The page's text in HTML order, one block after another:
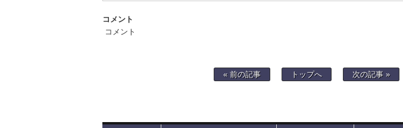
コメント
コメント
« 前の記事 トップへ 次の記事 »